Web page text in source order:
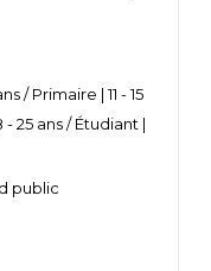
/ Primaire | 11 - 15
- 25 ans / Étudiant |
public